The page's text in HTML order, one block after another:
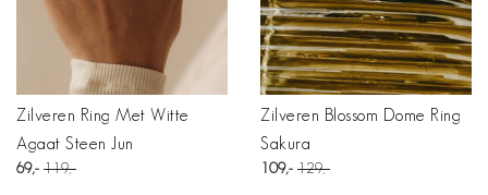
Zilveren Ring Met Witte
Agaat Steen Jun
69 119
Zilveren Blossom Dome Ring
Sakura
109 129